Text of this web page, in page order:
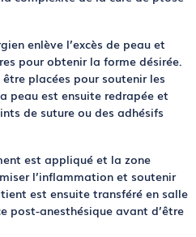
enlève l’excès de peau et
pour obtenir la forme désirée.
placées pour soutenir les
peau est ensuite redrapée et
de suture ou des adhésifs
est appliqué et la zone
l’inflammation et soutenir
est ensuite transféré en salle
post-anesthésique avant d’être